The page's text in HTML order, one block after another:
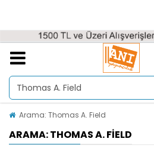
Arama: Thomas A. Field
ARAMA: THOMAS A. FIELD